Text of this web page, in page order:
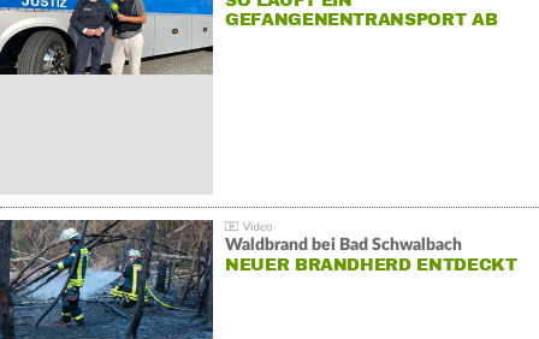
GEFANGENENTRANSPORT AB
Waldbrand bei Bad Schwalbach
NEUER BRANDHERD ENTDECKT